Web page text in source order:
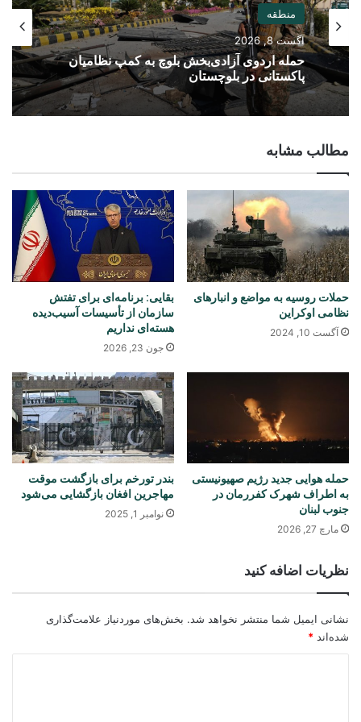
منطقه
آگست 8, 2026
حمله اردوی آزادی‌بخش بلوچ به کمپ نظامیان
پاکستانی در بلوچستان
مطالب مشابه
حملات روسیه به مواضع و انبارهای
نظامی اوکراین
آگست 10, 2024
بقایی: برنامه‌ای برای تفتش
سازمان از تأسیسات آسیب‌دیده
هسته‌ای نداریم
جون 23, 2026
حمله هوایی جدید رژیم صهیونیستی
به اطراف شهرک کفررمان در
جنوب لبنان
مارچ 27, 2026
بندر تورخم برای بازگشت موقت
مهاجرین افغان بازگشایی می‌شود
نوامبر 1, 2025
نظریات اضافه کنید
نشانی ایمیل شما منتشر نخواهد شد. بخش‌های موردنیاز علامت‌گذاری
شده‌اند *